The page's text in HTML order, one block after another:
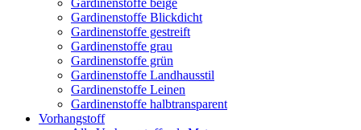
Gardinenstoffe beige
Gardinenstoffe Blickdicht
Gardinenstoffe gestreift
Gardinenstoffe grau
Gardinenstoffe grün
Gardinenstoffe Landhausstil
Gardinenstoffe Leinen
Gardinenstoffe halbtransparent
Vorhangstoff